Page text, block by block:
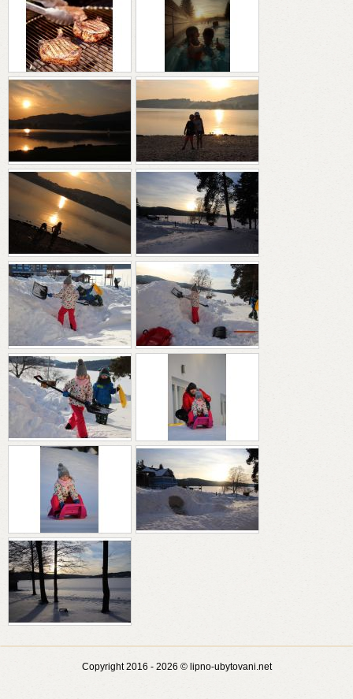
Copyright 2016 - 2026 © lipno-ubytovani.net